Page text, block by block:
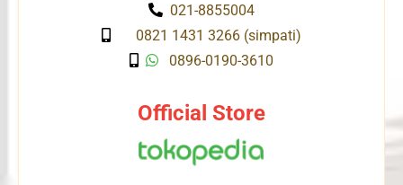
021-8855004
0821 1431 3266 (simpati)
0896-0190-3610
Official Store